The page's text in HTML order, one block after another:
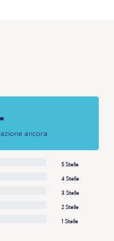
ancora
5 Stelle
4 Stelle
3 Stelle
2 Stelle
1 Stelle